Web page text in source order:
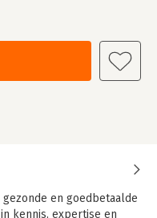
en goedbetaalde
kennis, expertise en